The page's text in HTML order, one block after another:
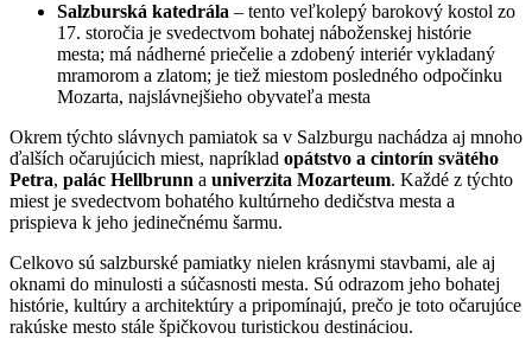
Salzburská katedrála – tento veľkolepý barokový kostol zo
17. storočia je svedectvom bohatej náboženskej histórie
mesta; má nádherné priečelie a zdobený interiér vykladaný
mramorom a zlatom; je tiež miestom posledného odpočinku
Mozarta, najslávnejšieho obyvateľa mesta
Okrem týchto slávnych pamiatok sa v Salzburgu nachádza aj mnoho
ďalších očarujúcich miest, napríklad opátstvo a cintorín svätého
Petra, palác Hellbrunn a univerzita Mozarteum. Každé z týchto
miest je svedectvom bohatého kultúrneho dedičstva mesta a
prispieva k jeho jedinečnému šarmu.
Celkovo sú salzburské pamiatky nielen krásnymi stavbami, ale aj
oknami do minulosti a súčasnosti mesta. Sú odrazom jeho bohatej
histórie, kultúry a architektúry a pripomínajú, prečo je toto očarujúce
rakúske mesto stále špičkovou turistickou destináciou.